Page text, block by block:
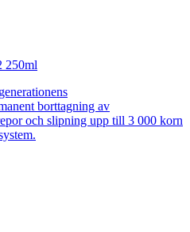
250ml
borttagning av
och slipning upp till 3 000 korn